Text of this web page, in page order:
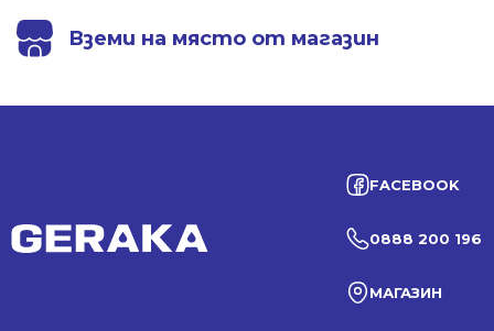
Вземи на място от магазин
FACEBOOK
0888 200 196
МАГАЗИН